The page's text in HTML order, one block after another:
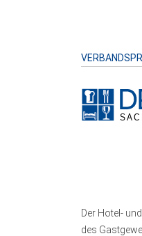
Der Hotel-
des